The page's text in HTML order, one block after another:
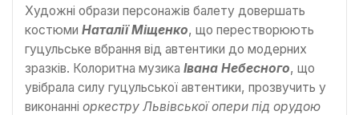
Художні образи персонажів балету довершать
костюми Наталії Міщенко, що перестворюють
гуцульське вбрання від автентики до модерних
зразків. Колоритна музика Івана Небесного, що
увібрала силу гуцульської автентики, прозвучить у
виконанні оркестру Львівської опери під орудою